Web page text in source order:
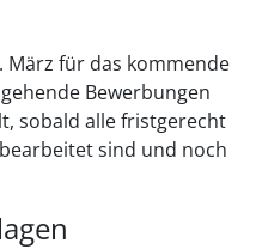
März für das kommende
Bewerbungen
sobald alle fristgerecht
sind und noch